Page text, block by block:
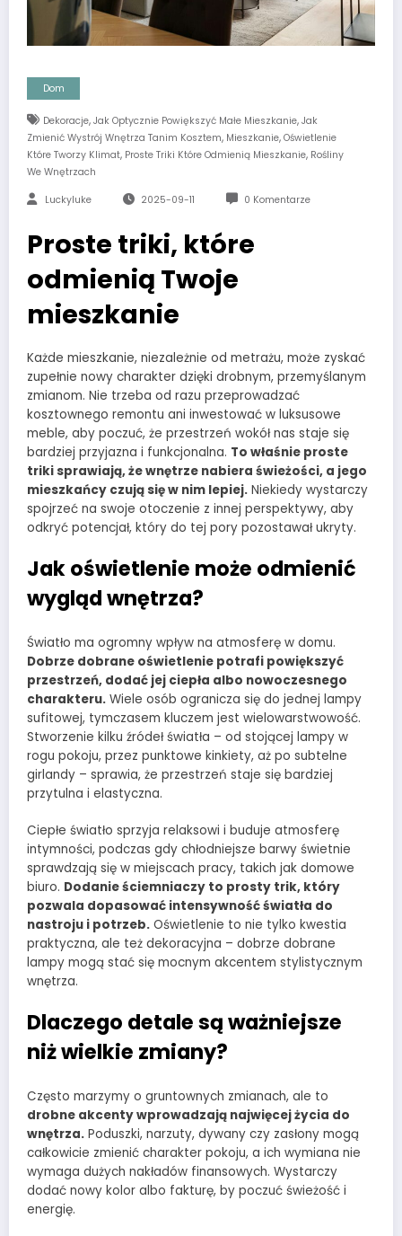
Dom
Dekoracje, Jak Optycznie Powiększyć Małe Mieszkanie, Jak
Zmienić Wystrój Wnętrza Tanim Kosztem, Mieszkanie, Oświetlenie
Które Tworzy Klimat, Proste Triki Które Odmienią Mieszkanie, Rośliny
We Wnętrzach
Luckyluke 2025-09-11 0 Komentarze
Proste triki, które
odmienią Twoje
mieszkanie
Każde mieszkanie, niezależnie od metrażu, może zyskać
zupełnie nowy charakter dzięki drobnym, przemyślanym
zmianom. Nie trzeba od razu przeprowadzać
kosztownego remontu ani inwestować w luksusowe
meble, aby poczuć, że przestrzeń wokół nas staje się
bardziej przyjazna i funkcjonalna. To właśnie proste
triki sprawiają, że wnętrze nabiera świeżości, a jego
mieszkańcy czują się w nim lepiej. Niekiedy wystarczy
spojrzeć na swoje otoczenie z innej perspektywy, aby
odkryć potencjał, który do tej pory pozostawał ukryty.
Jak oświetlenie może odmienić
wygląd wnętrza?
Światło ma ogromny wpływ na atmosferę w domu.
Dobrze dobrane oświetlenie potrafi powiększyć
przestrzeń, dodać jej ciepła albo nowoczesnego
charakteru. Wiele osób ogranicza się do jednej lampy
sufitowej, tymczasem kluczem jest wielowarstwowość.
Stworzenie kilku źródeł światła – od stojącej lampy w
rogu pokoju, przez punktowe kinkiety, aż po subtelne
girlandy – sprawia, że przestrzeń staje się bardziej
przytulna i elastyczna.
Ciepłe światło sprzyja relaksowi i buduje atmosferę
intymności, podczas gdy chłodniejsze barwy świetnie
sprawdzają się w miejscach pracy, takich jak domowe
biuro. Dodanie ściemniaczy to prosty trik, który
pozwala dopasować intensywność światła do
nastroju i potrzeb. Oświetlenie to nie tylko kwestia
praktyczna, ale też dekoracyjna – dobrze dobrane
lampy mogą stać się mocnym akcentem stylistycznym
wnętrza.
Dlaczego detale są ważniejsze
niż wielkie zmiany?
Często marzymy o gruntownych zmianach, ale to
drobne akcenty wprowadzają najwięcej życia do
wnętrza. Poduszki, narzuty, dywany czy zasłony mogą
całkowicie zmienić charakter pokoju, a ich wymiana nie
wymaga dużych nakładów finansowych. Wystarczy
dodać nowy kolor albo fakturę, by poczuć świeżość i
energię.